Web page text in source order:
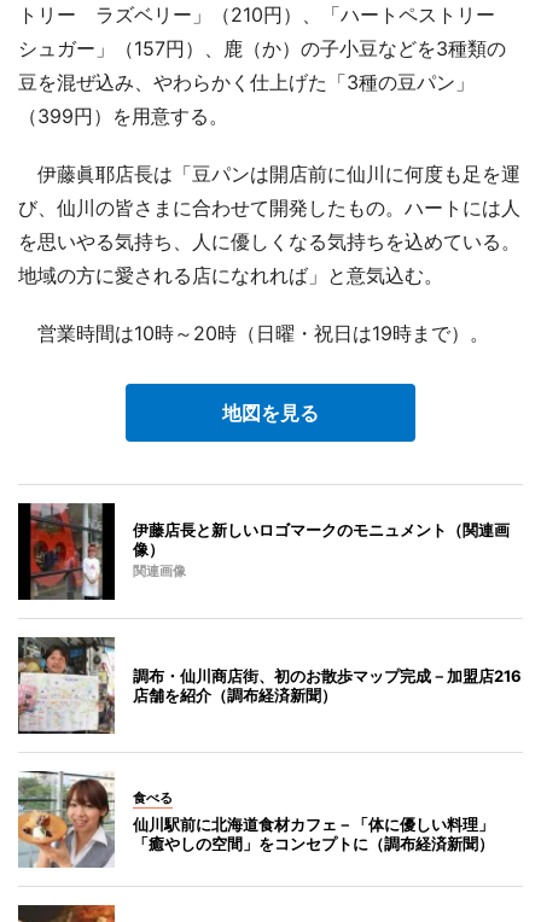
トリー ラズベリー」（210円）、「ハートペストリー
シュガー」（157円）、鹿（か）の子小豆などを3種類の
豆を混ぜ込み、やわらかく仕上げた「3種の豆パン」
（399円）を用意する。
伊藤眞耶店長は「豆パンは開店前に仙川に何度も足を運
び、仙川の皆さまに合わせて開発したもの。ハートには人
を思いやる気持ち、人に優しくなる気持ちを込めている。
地域の方に愛される店になれれば」と意気込む。
営業時間は10時～20時（日曜・祝日は19時まで）。
地図を見る
伊藤店長と新しいロゴマークのモニュメント（関連画
像）
関連画像
調布・仙川商店街、初のお散歩マップ完成－加盟店216
店舗を紹介（調布経済新聞）
食べる
仙川駅前に北海道食材カフェ－「体に優しい料理」
「癒やしの空間」をコンセプトに（調布経済新聞）